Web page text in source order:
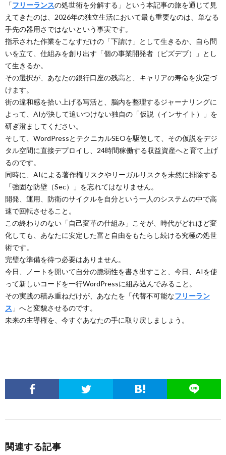
「フリーランスの処世術を分解する」という本記事の旅を通じて見
えてきたのは、2026年の独立生活において最も重要なのは、単なる
手先の器用さではないという事実です。
指示された作業をこなすだけの「下請け」として生きるか、自ら問
いを立て、仕組みを創り出す「個の事業開発者（ビズデブ）」とし
て生きるか。
その選択が、あなたの銀行口座の残高と、キャリアの寿命を決定づ
けます。
街の違和感を拾い上げる写活と、脳内を整理するジャーナリングに
よって、AIが決して追いつけない独自の「仮説（インサイト）」を
研ぎ澄ましてください。
そして、WordPressとテクニカルSEOを駆使して、その仮説をデジ
タル空間に直接デプロイし、24時間稼働する収益資産へと育て上げ
るのです。
同時に、AIによる著作権リスクやリーガルリスクを未然に排除する
「強固な防壁（Sec）」を忘れてはなりません。
開発、運用、防衛のサイクルを自分という一人のシステムの中で高
速で回転させること。
この終わりのない「自己変革の仕組み」こそが、時代がどれほど変
化しても、あなたに安定した富と自由をもたらし続ける究極の処世
術です。
完璧な準備を待つ必要はありません。
今日、ノートを開いて自分の脆弱性を書き出すこと、今日、AIを使
って新しいコードを一行WordPressに組み込んでみること。
その実践の積み重ねだけが、あなたを「代替不可能なフリーラン
ス 」へと変貌させるのです。
未来の主導権を、今すぐあなたの手に取り戻しましょう。
関連する記事